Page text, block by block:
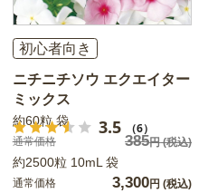
初心者向き
ニチニチソウ エクエイター
ミックス
3.5 （6）
約60粒 袋
通常価格 385円(税込)
約2500粒 10mL 袋
通常価格 3,300円 (税込)